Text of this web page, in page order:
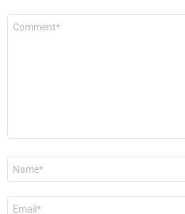
Commentaire
Nom
E-